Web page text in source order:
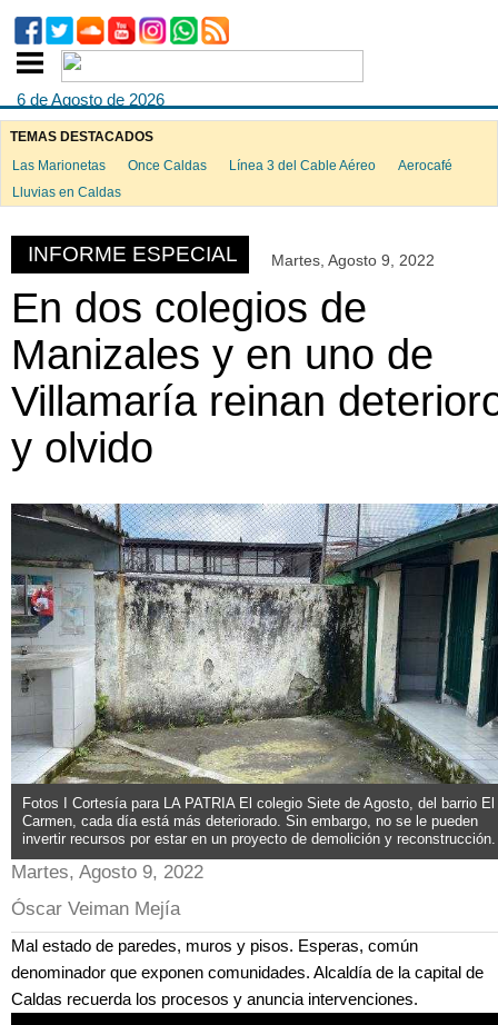
6 de Agosto de 2026
TEMAS DESTACADOS
Las Marionetas
Once Caldas Línea 3 del Cable Aéreo
Aerocafé
Lluvias en Caldas
INFORME ESPECIAL Martes, Agosto 9, 2022
En dos colegios de
Manizales y en uno de
Villamaría reinan
y olvido
Fotos I Cortesía para LA PATRIA El colegio Siete de Agosto, del barrio El
Carmen, cada día está más deteriorado. Sin embargo, no se le pueden
invertir recursos por estar en un proyecto de demolición y reconstrucción.
Martes, Agosto 9, 2022
Óscar Veiman Mejía
Mal estado de paredes, muros y pisos. Esperas, común
denominador que exponen comunidades. Alcaldía de la capital de
Caldas recuerda los procesos y anuncia intervenciones.